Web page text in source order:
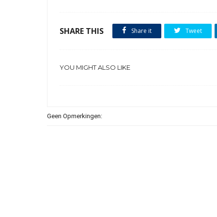
SHARE THIS Share it Tweet
YOU MIGHT ALSO LIKE
Geen Opmerkingen: